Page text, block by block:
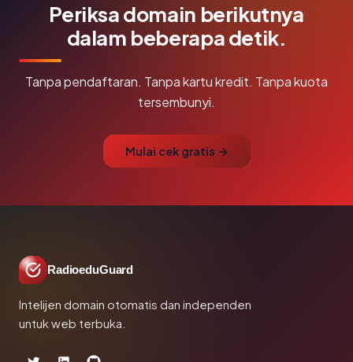
Periksa domain berikutnya
dalam beberapa detik.
Tanpa pendaftaran. Tanpa kartu kredit. Tanpa kuota
tersembunyi.
Mulai cek gratis →
RadioeduGuard
Intelijen domain otomatis dan independen
untuk web terbuka.